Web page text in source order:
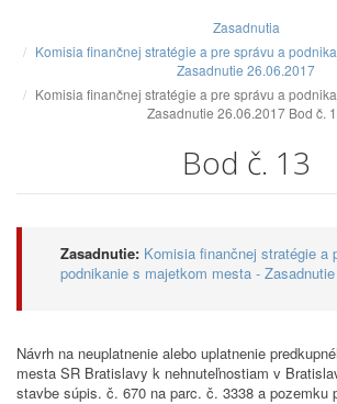
Zasadnutia
Komisia finančnej stratégie a pre správu a
Zasadnutie 26.06.2017
Komisia finančnej stratégie a pre správu a
Zasadnutie 26.06.2017 Bod č.
Bod č. 13
Zasadnutie: Komisia finančnej stratégie a
podnikanie s majetkom mesta -
Návrh na neuplatnenie alebo uplatnenie
mesta SR Bratislavy k nehnuteľnostiam v
stavbe súpis. č. 670 na parc. č. 3338 a pozemku